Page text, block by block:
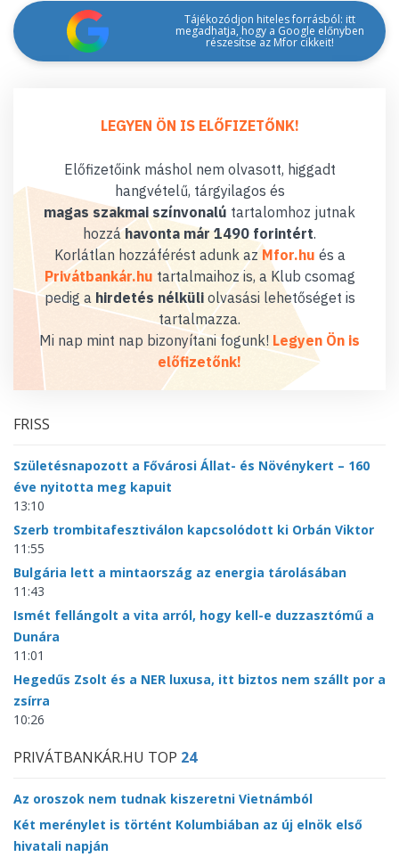
Tájékozódjon hiteles forrásból: itt
megadhatja, hogy a Google előnyben
részesítse az Mfor cikkeit!
LEGYEN ÖN IS ELŐFIZETŐNK!
Előfizetőink máshol nem olvasott, higgadt
hangvételű, tárgyilagos és
magas szakmai színvonalú tartalomhoz jutnak
hozzáhavonta már 1490 forintért.
Korlátlan hozzáférést adunk az Mfor.hu és a
Privátbankár.hu tartalmaihoz is, a Klub csomag
pedig a hirdetés nélküliolvasási lehetőséget is
tartalmazza.
Mi nap mint nap bizonyítani fogunk! Legyen Ön is
előfizetőnk!
FRISS
Születésnapozott a Fővárosi Állat- és Növénykert – 160
éve nyitotta meg kapuit
13:10
Szerb trombitafesztiválon kapcsolódott ki Orbán Viktor
11:55
Bulgária lett a mintaország az energia tárolásában
11:43
Ismét fellángolt a vita arról, hogy kell-e duzzasztómű a
Dunára
11:01
Hegedűs Zsolt és a NER luxusa, itt biztos nem szállt por a
zsírra
10:26
PRIVÁTBANKÁR.HU TOP 24
Az oroszok nem tudnak kiszeretni Vietnámból
Két merénylet is történt Kolumbiában az új elnök első
hivatali napján